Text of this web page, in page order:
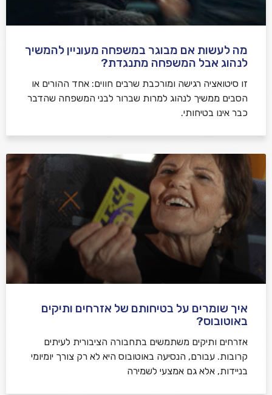
מה לעשות אם מבוגר במשפחה מעוניין להמשיך
לנהוג אבל המשפחה מתנגדת?
זו סיטואציה רגישה ומורכבת שרבים חווים: אחד ההורים או
הסבים ממשיך לנהוג למרות שברור לבני המשפחה שהדבר
כבר אינו בטיחותי.
איך שומרים על בטיחותם של אזרחים ותיקים
באוטובוס?
אזרחים ותיקים משתמשים בתחבורה הציבורית לעיתים
קרובות. עבורם, הנסיעה באוטובוס היא לא רק צורך יומיומי
בניידות, אלא גם אמצעי לשמירה